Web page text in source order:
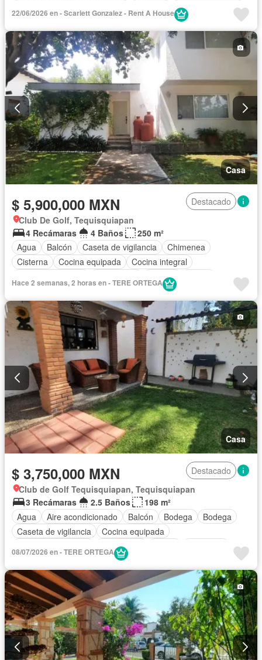
Cocina equipada
Electricidad
Estacionamiento
Gimnasio Internet Jardín
Despacho
Recámara con closet
Sala polivalente
Seguridad
Televisión por cable
Terraza Sin amueblar
22/06/2026 en - Scarlett Gonzalez - Rent A House
Casa
$ 5,900,000 MXN
Destacado
Club De Golf, Tequisquiapan
4 Recámaras
4 Baños
250 m²
Agua
Balcón Caseta de vigilancia
Chimenea
Cisterna
Cocina equipada
Cocina integral
Internet
Televisión por cable
Terraza
Vista panorámica Wifi
Zonas verdes
Completamente amueblado
Hace 2 semanas, 2 horas en - TERE ORTEGA
Casa
$ 3,750,000 MXN
Destacado
Club de Golf Tequisquiapan, Tequisquiapan
3 Recámaras
2.5 Baños
198 m²
Agua
Aire acondicionado Balcón Bodega
Bodega
Caseta de vigilancia
Cocina equipada
Electricidad
Sin amueblar
08/07/2026 en - TERE ORTEGA